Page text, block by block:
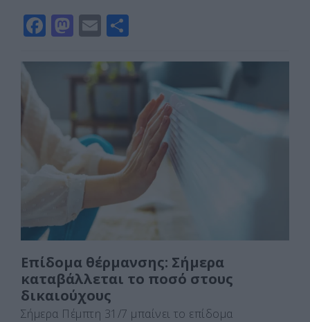
F
c
b
o
o
k
M
st
o
d
o
n
E
ai
l
ρ
σ
τε
ίτ
Επίδομα θέρμανσης: Σήμερα
καταβάλλεται το ποσό στους
δικαιούχους
Σήμερα Πέμπτη 31/7 μπαίνει το επίδομα